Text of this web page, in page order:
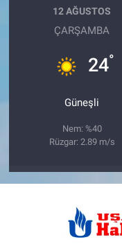
12 AĞUSTOS
ÇARŞAMBA
24°
Güneşli
Nem: %40
Rüzgar: 2.89 m/s